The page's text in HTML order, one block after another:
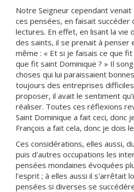
Notre Seigneur cependant
ces pensées, en faisait succéder
lectures. En effet, en lisant la vie
des saints, il se prenait à penser
même : « Et si je faisais ce que
que fit saint Dominique ? » Il
choses qui lui paraissaient
toujours des entreprises
proposer, il avait le sentiment
réaliser. Toutes ces réflexions
Saint Dominique a fait ceci, donc
François a fait cela, donc je dois
Ces considérations, elles aussi,
puis d'autres occupations les
pensées mondaines évoquées
l'esprit ; à elles aussi il s'arrêtait
pensées si diverses se